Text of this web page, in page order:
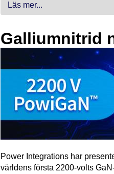
Läs mer...
Galliumnitrid
Power Integrations har
världens första 2200-volts